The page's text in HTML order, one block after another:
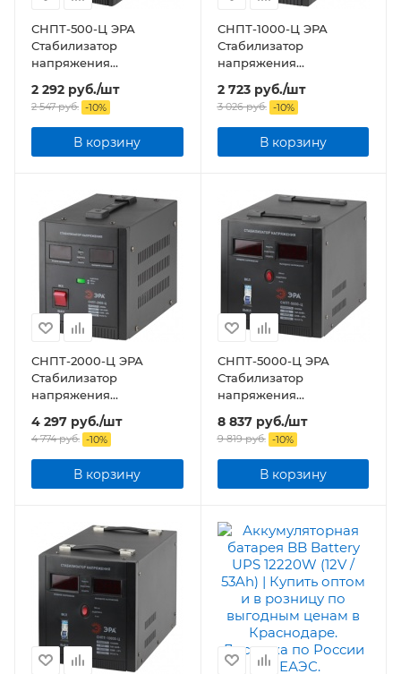
СНПТ-500-Ц ЭРА
Стабилизатор
напряжения
переносной, ц.д., 140-
260В/220/В, 500ВА
2 292 руб./шт
2 547руб. -10%
В корзину
СНПТ-1000-Ц ЭРА
Стабилизатор
напряжения
переносной, ц.д., 140-
260В/220/В, 1000ВА
2 723руб./шт
3 026руб. -10%
В корзину
СНПТ-2000-Ц ЭРА
Стабилизатор
напряжения
переносной, ц.д., 140-
260В/220/В, 2000ВА
4 297 руб./шт
4 774руб. -10%
В корзину
СНПТ-5000-Ц ЭРА
Стабилизатор
напряжения
переносной, ц.д., 140-
260В/220/В, 5000ВА
8 837руб./шт
9 819руб. -10%
В корзину